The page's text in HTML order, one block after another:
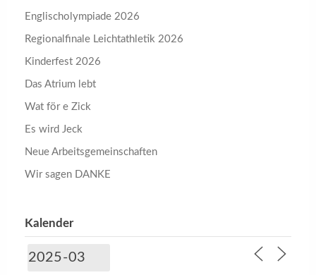
Englischolympiade 2026
Regionalfinale Leichtathletik 2026
Kinderfest 2026
Das Atrium lebt
Wat för e Zick
Es wird Jeck
Neue Arbeitsgemeinschaften
Wir sagen DANKE
Kalender